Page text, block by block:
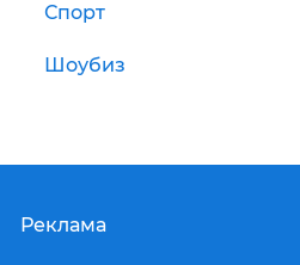
Спорт
Шоубиз
Реклама